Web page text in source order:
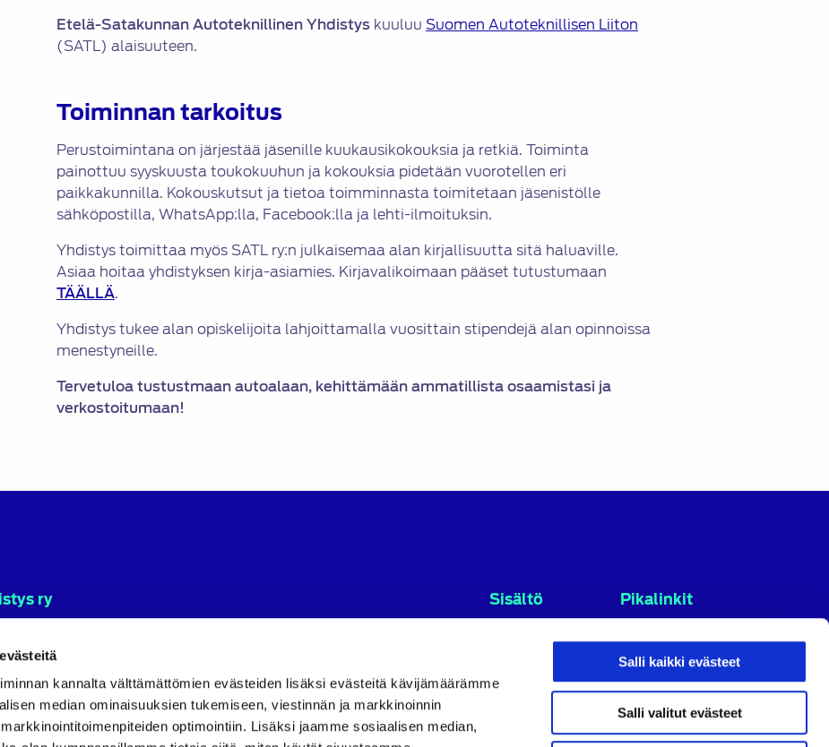
kannalta välttämättömien evästeiden lisäksi evästeitä kävijämäärämme
median ominaisuuksien tukemiseen, viestinnän ja markkinoinnin
optimointiin. Lisäksi jaamme sosiaalisen median,
Salli kaikki evästeet
Salli valitut evästeet
Etelä-Satakunnan Autoteknillinen Yhdistys kuuluu Suomen Autoteknillisen Liiton
(SATL) alaisuuteen.
Toiminnan tarkoitus
Perustoimintana on järjestää jäsenille kuukausikokouksia ja retkiä. Toiminta
painottuu syyskuusta toukokuuhun ja kokouksia pidetään vuorotellen eri
paikkakunnilla. Kokouskutsut ja tietoa toimminnasta toimitetaan jäsenistölle
sähköpostilla, WhatsApp:lla, Facebook:lla ja lehti-ilmoituksin.
Yhdistys toimittaa myös SATL ry:n julkaisemaa alan kirjallisuutta sitä haluaville.
Asiaa hoitaa yhdistyksen kirja-asiamies. Kirjavalikoimaan pääset tutustumaan
TÄÄLLÄ.
Yhdistys tukee alan opiskelijoita lahjoittamalla vuosittain stipendejä alan opinnoissa
menestyneille.
Tervetuloa tustustmaan autoalaan, kehittämään ammatillista osaamistasi ja
verkostoitumaan!
ry
ja
Sisältö
Jäsenille
Pikalinkit
Tietoa evästeistä
Kokous- ja
matkakuvia
Toimihenkilöt